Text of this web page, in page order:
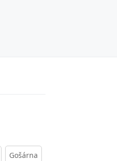
Gošárna